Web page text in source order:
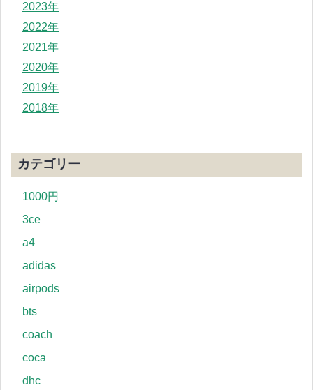
2023年
2022年
2021年
2020年
2019年
2018年
カテゴリー
1000円
3ce
a4
adidas
airpods
bts
coach
coca
dhc